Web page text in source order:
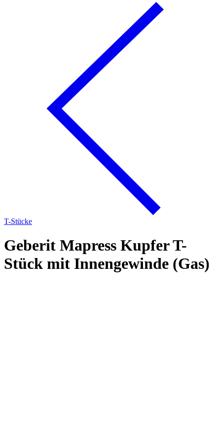
T-Stücke
Geberit Mapress Kupfer T-
Stück mit Innengewinde (Gas)